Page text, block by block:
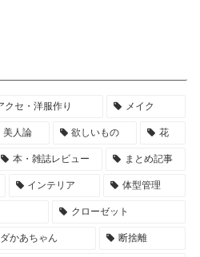
クセ・洋服作り メイク
美人論 欲しいもの 花
本・雑誌レビュー まとめ記事
インテリア 体型管理
クローゼット
かあちゃん 断捨離